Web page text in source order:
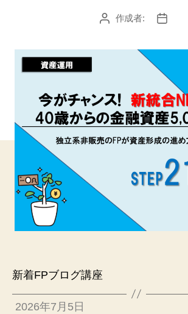
投 作成者:
投
新着FPブログ講座
2026年7月5日